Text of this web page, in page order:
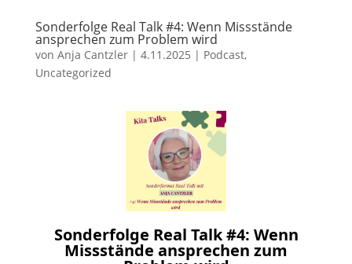
Sonderfolge Real Talk #4: Wenn Missstände
ansprechen zum Problem wird
von Anja Cantzler| 4.11.2025 | Podcast,
Uncategorized